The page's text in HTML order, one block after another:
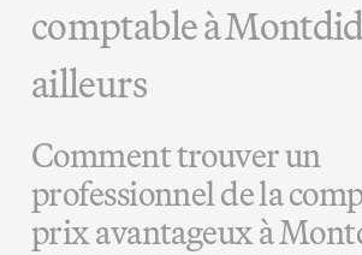
comptable à
ailleurs
Comment trouver un
professionnel de la
prix avantageux à